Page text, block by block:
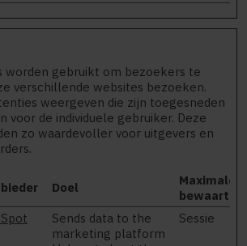
worden gebruikt om bezoekers te
verschillende websites bezoeken.
weergeven die zijn toegesneden
voor de individuele gebruiker. Deze
zo waardevoller voor uitgevers en
Doel
Maximale
Sends data to the
marketing platform
Sessie